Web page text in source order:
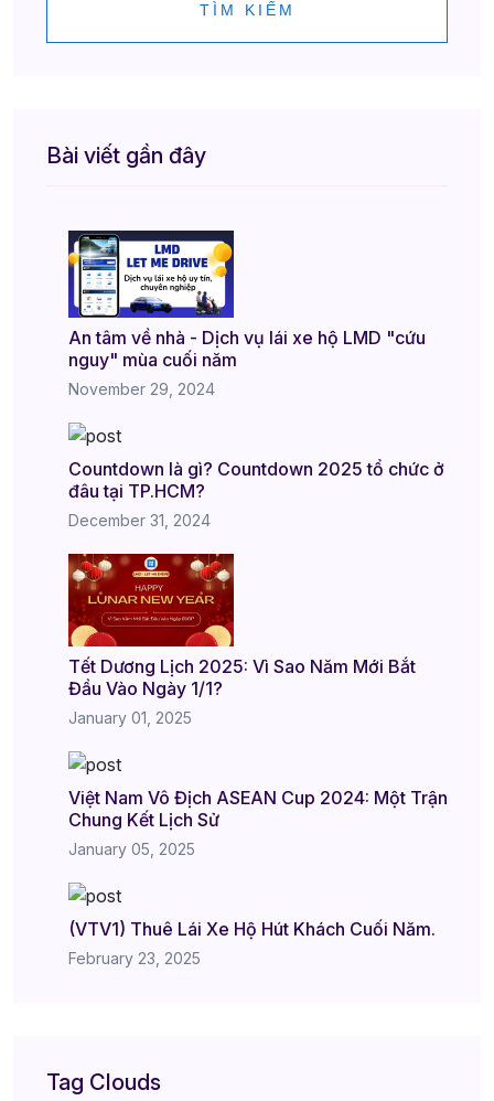
TÌM KIẾM
Bài viết gần đây
An tâm về nhà - Dịch vụ lái xe hộ LMD "cứu
nguy" mùa cuối năm
November 29, 2024
Countdown là gì? Countdown 2025 tổ chức ở
đâu tại TP.HCM?
December 31, 2024
Tết Dương Lịch 2025: Vì Sao Năm Mới Bắt
Đầu Vào Ngày 1/1?
January 01, 2025
Việt Nam Vô Địch ASEAN Cup 2024: Một Trận
Chung Kết Lịch Sử
January 05, 2025
(VTV1) Thuê Lái Xe Hộ Hút Khách Cuối Năm.
February 23, 2025
Tag Clouds